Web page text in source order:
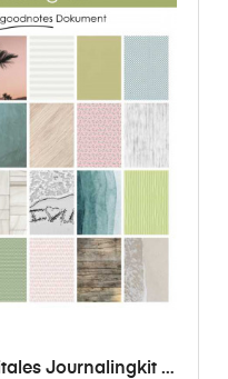
Journalingkit -